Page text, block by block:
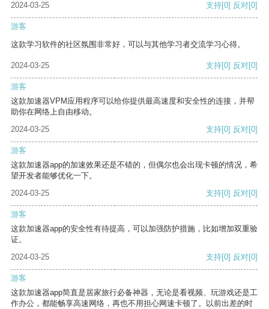
2024-03-25 支持[0] 反对[0]
游客
这款学习软件的社区氛围非常好，可以与其他学习者交流学习心得。
2024-03-25 支持[0] 反对[0]
游客
这款加速器VPM应用程序可以给你提供最高速度和安全性的连接，并帮
助你在网络上自由移动。
2024-03-25
支持[0] 反对[0]
游客
这款加速器app的加速效果还是不错的，但偶尔也会出现卡顿的情况，希
望开发者能够优化一下。
2024-03-25
支持[0] 反对[0]
游客
这款加速器app的安全性有待提高，可以加强防护措施，比如增加双重验
证。
2024-03-25
支持[0] 反对[0]
游客
这款加速器app简直是居家旅行必备神器，无论是看视频、玩游戏还是工
作办公，都能畅享高速网络，再也不用担心网速卡顿了。以前出差的时